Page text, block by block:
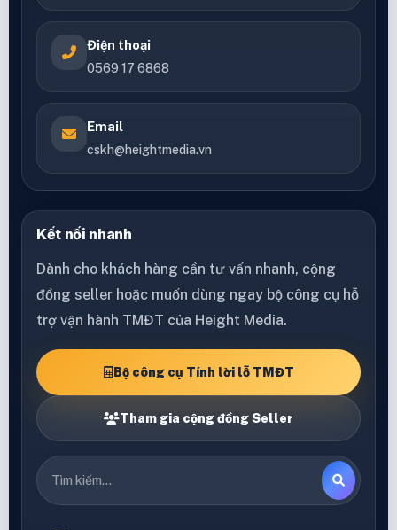
Điện thoại
0569 17 6868
Email
cskh@heightmedia.vn
Kết nối nhanh
Dành cho khách hàng cần tư vấn nhanh, cộng
đồng seller hoặc muốn dùng ngay bộ công cụ hỗ
trợ vận hành TMĐT của Height Media.
Bộ công cụ Tính lời lỗ TMĐT
Tham gia cộng đồng Seller